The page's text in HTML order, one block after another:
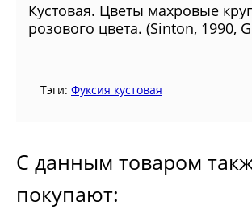
Кустовая. Цветы махровые
розового цвета. (Sinton, 1990,
Тэги: Фуксия кустовая
С данным товаром
покупают: